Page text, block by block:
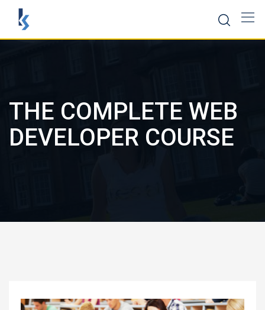
Скокни
содржината
THE COMPLETE WEB
DEVELOPER COURSE